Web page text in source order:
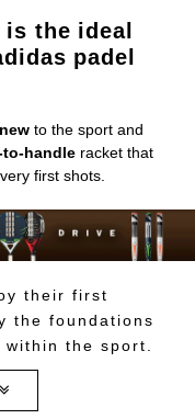
the ideal
padel
to the sport and
to-handleracket that
first shots.
their first
the foundations
the sport.